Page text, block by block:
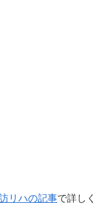
リハの記事で詳しく